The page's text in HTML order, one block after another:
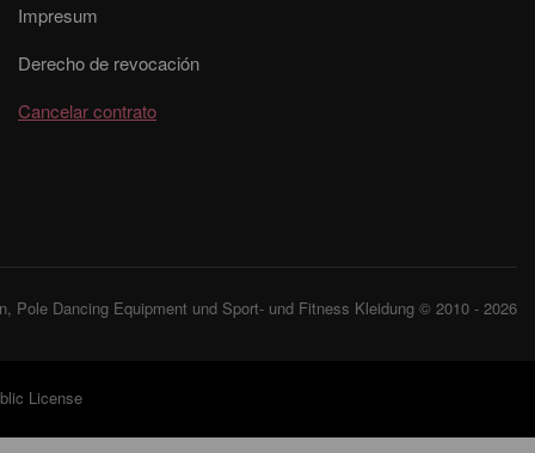
Impresum
Derecho de revocación
Cancelar contrato
Pole Dancing Equipment und Sport- und Fitness Kleidung © 2010 - 2026
License